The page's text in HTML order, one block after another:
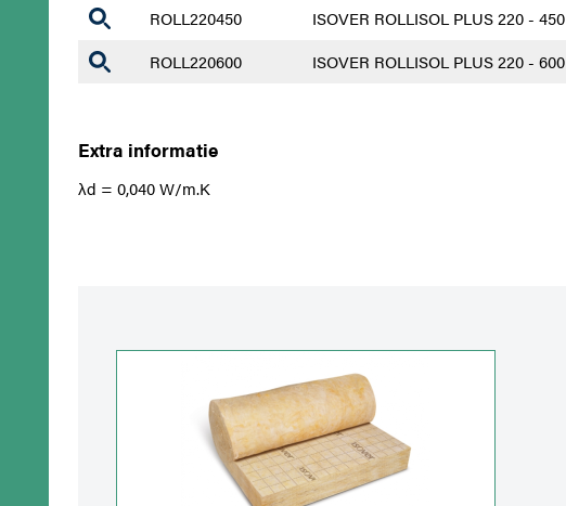
ROLL220450
ISOVER ROLLISOL PLUS 220 - 450
ROLL220600
ISOVER ROLLISOL PLUS 220 - 600
Extra informatie
λd = 0,040 W/m.K